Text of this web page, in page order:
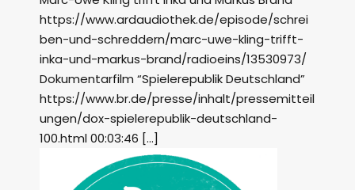
https://www.ardaudiothek.de/episode/schrei
ben-und-schreddern/marc-uwe-kling-trifft-
inka-und-markus-brand/radioeins/13530973/
Dokumentarfilm “Spielerepublik Deutschland”
https://www.br.de/presse/inhalt/pressemitteil
ungen/dox-spielerepublik-deutschland-
100.html 00:03:46 […]